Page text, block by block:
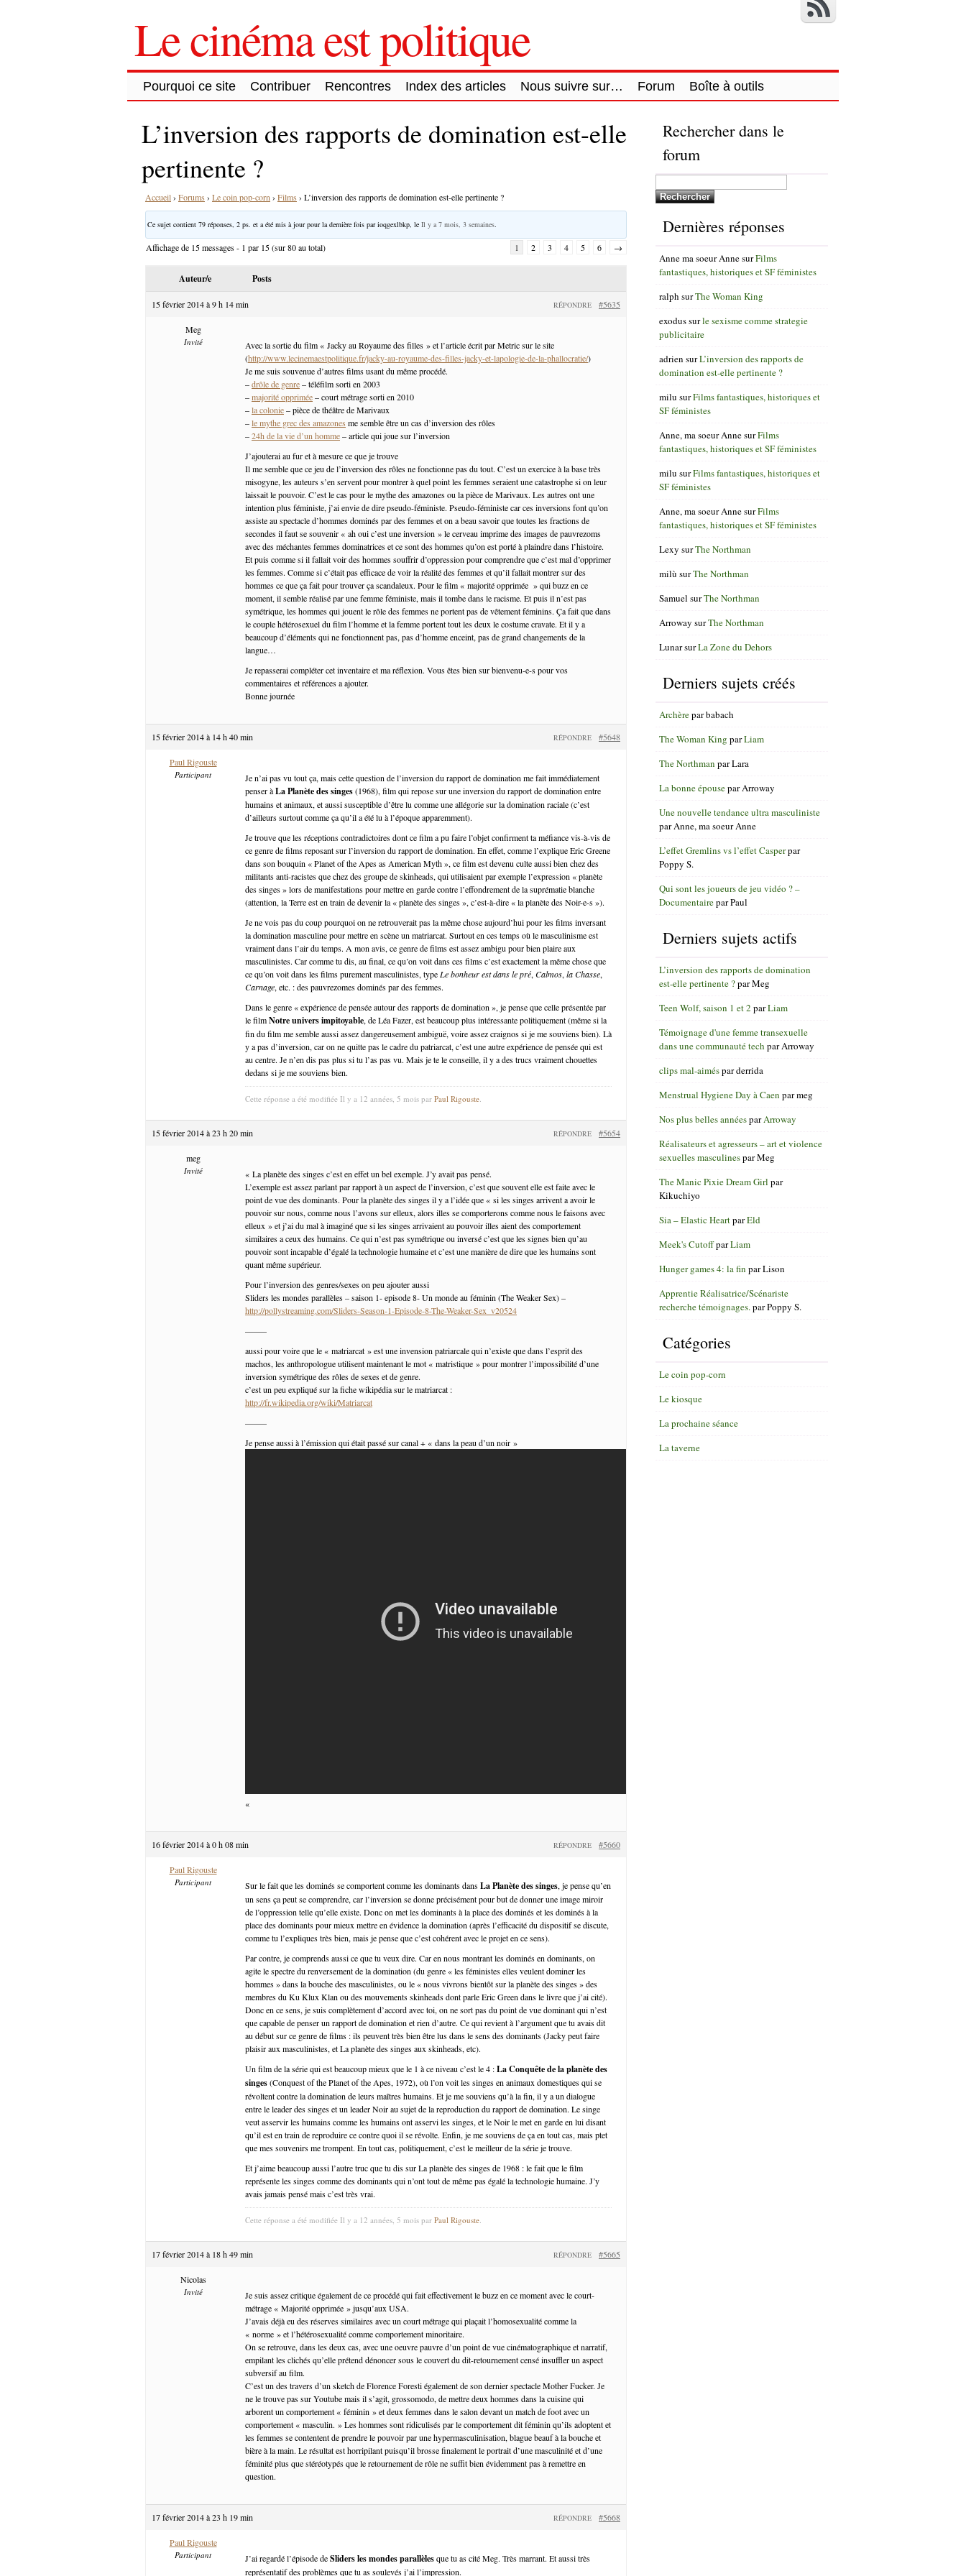
Le cinéma est politique
Pourquoi ce site Contribuer Rencontres Index des articles Nous suivre sur… Forum Boîte à outils
L’inversion des rapports de domination est-elle
pertinente ?
Accueil› Forums › Le coin pop-corn › Films › L’inversion des rapports de domination est-elle pertinente ?
Ce sujet contient 79 réponses, 2 ps. et a été mis à jour pour la dernière fois parioqgexlbkp , le Il y a 7 mois, 3 semaines
Affichage de 15 messages - 1 par 15 (sur 80 au total) 1 2 3 4 5 6 →
Auteur/e Posts
15 février 2014 à 9 h 14 min #5635
RÉPONDRE
Meg
Invité
Avec la sortie du film « Jacky au Royaume des filles » et l’article écrit par Metric sur le site
(http://www.lecinemaestpolitique.fr/jacky-au-royaume-des-filles-jacky-et-lapologie-de-la-phallocratie/)
Je me suis souvenue d’autres films usant du même procédé.
–drôle de genre– téléfilm sorti en 2003
–majorité opprimée– court métrage sorti en 2010
–la colonie– pièce de théâtre de Marivaux
–le mythe grec des amazones me semble être un cas d’inversion des rôles
–24h de la vie d’un homme– article qui joue sur l’inversion
J’ajouterai au fur et à mesure ce que je trouve
Il me semble que ce jeu de l’inversion des rôles ne fonctionne pas du tout. C’est un exercice à la base très
misogyne, les auteurs s’en servent pour montrer à quel point les femmes seraient une catastrophe si on leur
laissait le pouvoir. C’est le cas pour le mythe des amazones ou la pièce de Marivaux. Les autres ont une
intention plus féministe, j’ai envie de dire pseudo-féministe. Pseudo-féministe car ces inversions font qu’on
assiste au spectacle d’hommes dominés par des femmes et on a beau savoir que toutes les fractions de
secondes il faut se souvenir « ah oui c’est une inversion » le cerveau imprime des images de pauvrezoms
avec des méchantes femmes dominatrices et ce sont des hommes qu’on est porté à plaindre dans l’histoire.
Et puis comme si il fallait voir des hommes souffrir d’oppression pour comprendre que c’est mal d’opprimer
les femmes. Comme si c’était pas efficace de voir la réalité des femmes et qu’il fallait montrer sur des
hommes ce que ça fait pour trouver ça scandaleux. Pour le film « majorité opprimée » qui buzz en ce
moment, il semble réalisé par une femme féministe, mais il tombe dans le racisme. Et puis il n’est pas
symétrique, les hommes qui jouent le rôle des femmes ne portent pas de vêtement féminins. Ça fait que dans
le couple hétérosexuel du film l’homme et la femme portent tout les deux le costume cravate. Et il y a
beaucoup d’éléments qui ne fonctionnent pas, pas d’homme enceint, pas de grand changements de la
langue…
Je repasserai compléter cet inventaire et ma réflexion. Vous êtes bien sur bienvenu-e-s pour vos
commentaires et références a ajouter.
Bonne journée
15 février 2014 à 14 h 40 min #5648
RÉPONDRE
Paul Rigouste
Participant
Je n’ai pas vu tout ça, mais cette question de l’inversion du rapport de domination me fait immédiatement
penser àLa Planète des singes(1968), film qui repose sur une inversion du rapport de domination entre
humains et animaux, et aussi susceptible d’être lu comme une allégorie sur la domination raciale (c’est
d’ailleurs surtout comme ça qu’il a été lu à l’époque apparemment).
Je trouve que les réceptions contradictoires dont ce film a pu faire l’objet confirment ta méfiance vis-à-vis de
ce genre de films reposant sur l’inversion du rapport de domination. En effet, comme l’explique Eric Greene
dans son bouquin « Planet of the Apes as American Myth », ce film est devenu culte aussi bien chez des
militants anti-racistes que chez des groupe de skinheads, qui utilisaient par exemple l’expression « planète
des singes » lors de manifestations pour mettre en garde contre l’effondrement de la suprématie blanche
(attention, la Terre est en train de devenir la « planète des singes », c’est-à-dire « la planète des Noir-e-s »).
Je ne vois pas du coup pourquoi on ne retrouverait pas la même chose aujourd’hui pour les films inversant
la domination masculine pour mettre en scène un matriarcat. Surtout en ces temps où le masculinisme est
vraiment dans l’air du temps. A mon avis, ce genre de films est assez ambigu pour bien plaire aux
masculinistes. Car comme tu dis, au final, ce qu’on voit dans ces films c’est exactement la même chose que
ce qu’on voit dans les films purement masculinistes, type Le bonheur est dans le pré, Calmos, la Chasse,
Carnage, etc. : des pauvrezomes dominés par des femmes.
Dans le genre « expérience de pensée autour des rapports de domination », je pense que celle présentée par
le filmNotre univers impitoyable, de Léa Fazer, est beaucoup plus intéressante politiquement (même si la
fin du film me semble aussi assez dangereusement ambiguë, voire assez craignos si je me souviens bien). Là
y a pas d’inversion, car on ne quitte pas le cadre du patriarcat, c’est une autre expérience de pensée qui est
au centre. Je n’en dis pas plus si tu l’as pas vu. Mais je te le conseille, il y a des trucs vraiment chouettes
dedans si je me souviens bien.
Cette réponse a été modifiée Il y a 12 années, 5 mois par Paul Rigouste
15 février 2014 à 23 h 20 min #5654
RÉPONDRE
meg
Invité
« La planète des singes c’est en effet un bel exemple. J’y avait pas pensé.
L’exemple est assez parlant par rapport à un aspect de l’inversion, c’est que souvent elle est faite avec le
point de vue des dominants. Pour la planète des singes il y a l’idée que « si les singes arrivent a avoir le
pouvoir sur nous, comme nous l’avons sur elleux, alors illes se comporterons comme nous le faisons avec
elleux » et j’ai du mal à imaginé que si les singes arrivaient au pouvoir illes aient des comportement
similaires a ceux des humains. Ce qui n’est pas symétrique ou inversé c’est que les signes bien qu’au
pouvoir sont incapable d’égalé la technologie humaine et c’est une manière de dire que les humains sont
quant même supérieur.
Pour l’inversion des genres/sexes on peu ajouter aussi
Sliders les mondes parallèles – saison 1- episode 8- Un monde au féminin (The Weaker Sex) –
http://pollystreaming.com/Sliders-Season-1-Episode-8-The-Weaker-Sex_v20524
——–
aussi pour voire que le « matriarcat » est une invension patriarcale qui n’existe que dans l’esprit des
machos, les anthropologue utilisent maintenant le mot « matristique » pour montrer l’impossibilité d’une
inversion symétrique des rôles de sexes et de genre.
c’est un peu expliqué sur la fiche wikipédia sur le matriarcat :
http://fr.wikipedia.org/wiki/Matriarcat
——–
Je pense aussi à l’émission qui était passé sur canal + « dans la peau d’un noir »
«
16 février 2014 à 0 h 08 min #5660
RÉPONDRE
Paul Rigouste
Participant Sur le fait que les dominés se comportent comme les dominants dansLa Planète des singes, je pense qu’en
un sens ça peut se comprendre, car l’inversion se donne précisément pour but de donner une image miroir
de l’oppression telle qu’elle existe. Donc on met les dominants à la place des dominés et les dominés à la
place des dominants pour mieux mettre en évidence la domination (après l’efficacité du dispositif se discute,
comme tu l’expliques très bien, mais je pense que c’est cohérent avec le projet en ce sens).
Par contre, je comprends aussi ce que tu veux dire. Car en nous montrant les dominés en dominants, on
agite le spectre du renversement de la domination (du genre « les féministes elles veulent dominer les
hommes » dans la bouche des masculinistes, ou le « nous vivrons bientôt sur la planète des singes » des
membres du Ku Klux Klan ou des mouvements skinheads dont parle Eric Green dans le livre que j’ai cité).
Donc en ce sens, je suis complètement d’accord avec toi, on ne sort pas du point de vue dominant qui n’est
que capable de penser un rapport de domination et rien d’autre. Ce qui revient à l’argument que tu avais dit
au début sur ce genre de films : ils peuvent très bien être lus dans le sens des dominants (Jacky peut faire
plaisir aux masculinistes, et La planète des singes aux skinheads, etc).
Un film de la série qui est beaucoup mieux que le 1 à ce niveau c’est le 4 :La Conquête de la planète des
singes(Conquest of the Planet of the Apes, 1972), où l’on voit les singes en animaux domestiques qui se
révoltent contre la domination de leurs maîtres humains. Et je me souviens qu’à la fin, il y a un dialogue
entre le leader des singes et un leader Noir au sujet de la reproduction du rapport de domination. Le singe
veut asservir les humains comme les humains ont asservi les singes, et le Noir le met en garde en lui disant
qu’il est en train de reproduire ce contre quoi il se révolte. Enfin, je me souviens de ça en tout cas, mais ptet
que mes souvenirs me trompent. En tout cas, politiquement, c’est le meilleur de la série je trouve.
Et j’aime beaucoup aussi l’autre truc que tu dis sur La planète des singes de 1968 : le fait que le film
représente les singes comme des dominants qui n’ont tout de même pas égalé la technologie humaine. J’y
avais jamais pensé mais c’est très vrai.
Cette réponse a été modifiée Il y a 12 années, 5 mois par Paul Rigouste
17 février 2014 à 18 h 49 min #5665
RÉPONDRE
Nicolas
Invité
Je suis assez critique également de ce procédé qui fait effectivement le buzz en ce moment avec le court-
métrage « Majorité opprimée » jusqu’aux USA.
J’avais déjà eu des réserves similaires avec un court métrage qui plaçait l’homosexualité comme la
« norme » et l’hétérosexualité comme comportement minoritaire.
On se retrouve, dans les deux cas, avec une oeuvre pauvre d’un point de vue cinématographique et narratif,
empilant les clichés qu’elle prétend dénoncer sous le couvert du dit-retournement censé insuffler un aspect
subversif au film.
C’est un des travers d’un sketch de Florence Foresti également de son dernier spectacle Mother Fucker. Je
ne le trouve pas sur Youtube mais il s’agit, grossomodo, de mettre deux hommes dans la cuisine qui
arborent un comportement « féminin » et deux femmes dans le salon devant un match de foot avec un
comportement « masculin. » Les hommes sont ridiculisés par le comportement dit féminin qu’ils adoptent et
les femmes se contentent de prendre le pouvoir par une hypermasculinisation, blague beauf à la bouche et
bière à la main. Le résultat est horripilant puisqu’il brosse finalement le portrait d’une masculinité et d’une
féminité plus que stéréotypés que le retournement de rôle ne suffit bien évidemment pas à remettre en
question.
17 février 2014 à 23 h 19 min #5668
RÉPONDRE
Paul Rigouste
Participant J’ai regardé l’épisode deSliders les mondes parallèlesque tu as cité Meg. Très marrant. Et aussi très
représentatif des problèmes que tu as soulevés j’ai l’impression.
Rechercher dans le
forum
Dernières réponses
Anne ma soeur AnnesurFilms
fantastiques, historiques et SF féministes
ralph surThe Woman King
exodussurle sexisme comme strategie
publicitaire
adrien surL’inversion des rapports de
domination est-elle pertinente ?
milu surFilms fantastiques, historiques et
SF féministes
Anne, ma soeur AnnesurFilms
fantastiques, historiques et SF féministes
milu surFilms fantastiques, historiques et
SF féministes
Anne, ma soeur AnnesurFilms
fantastiques, historiques et SF féministes
Lexy surThe Northman
milù surThe Northman
Samuel surThe Northman
Arroway surThe Northman
LunarsurLa Zone du Dehors
Derniers sujets créés
Archèreparbabach
The Woman King parLiam
The Northman parLara
La bonne épouseparArroway
Une nouvelle tendance ultra masculiniste
parAnne, ma soeur Anne
L’effet Gremlins vs l’effet Casperpar
Poppy S.
Qui sont les joueurs de jeu vidéo ? –
DocumentaireparPaul
Derniers sujets actifs
L’inversion des rapports de domination
est-elle pertinente ?parMeg
Teen Wolf, saison 1 et 2 parLiam
Témoignage d'une femme transexuelle
dans une communauté tech parArroway
clips mal-aimésparderrida
Menstrual Hygiene Day à Caen parmeg
Nos plus belles annéesparArroway
Réalisateurs et agresseurs – art et violence
sexuelles masculinesparMeg
The Manic Pixie Dream Girl par
Kikuchiyo
Sia – Elastic HeartparEld
Meek's CutoffparLiam
Hunger games 4: la fin parLison
Apprentie Réalisatrice/Scénariste
recherche témoignages. parPoppy S.
Catégories
Le coin pop-corn
Le kiosque
La prochaine séance
La taverne